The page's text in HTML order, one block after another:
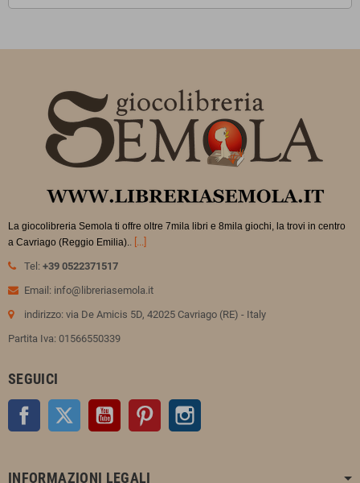
La giocolibreria Semola ti offre oltre 7mila libri e 8mila giochi, la trovi in centro
a Cavriago (Reggio Emilia). . [...]
Tel: +39 0522371517
Email: info@libreriasemola.it
indirizzo: via De Amicis 5D, 42025 Cavriago (RE) - Italy
Partita Iva: 01566550339
SEGUICI
Facebook Twitter YouTube Pinterest
INFORMAZIONI LEGALI